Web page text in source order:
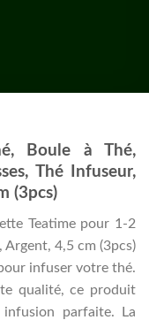
Boule à Thé,
Thé Infuseur,
(3pcs)
Teatime pour 1-2
Argent, 4,5 cm (3pcs)
infuser votre thé.
qualité, ce produit
parfaite. La